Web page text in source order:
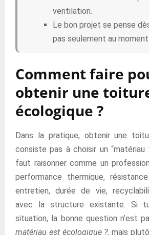
ventilation.
Le bon projet se pense
pas seulement au
Comment faire
obtenir une
écologique ?
Dans la pratique, obtenir une
consiste pas à choisir un “matériau
faut raisonner comme un
performance thermique,
entretien, durée de vie,
avec la structure existante. Si
situation, la bonne question n’est
matériau est écologique ?, mais